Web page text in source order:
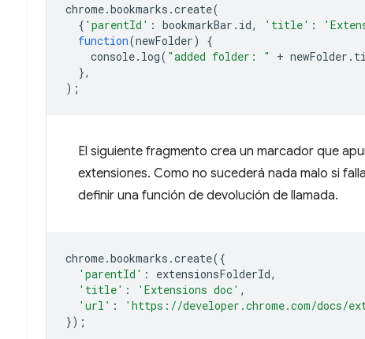
chrome.bookmarks .create(
{ 'parentId' : bookmarkBar . id, 'title' :
function(newFolder)
{
console. log( "added folder: " + newFolder .
},
);
El siguiente fragmento crea un marcador que
extensiones. Como no sucederá nada malo si
definir una función de devolución de llamada.
chrome.bookmarks .create({
'parentId' : extensionsFolderId,
'title' : 'Extensions doc' ,
'url' : 'https://developer.chrome.com/docs/
});